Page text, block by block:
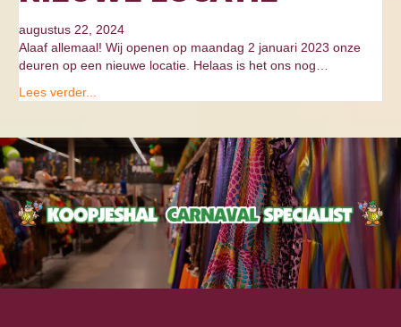
augustus 22, 2024
Alaaf allemaal! Wij openen op maandag 2 januari 2023 onze
deuren op een nieuwe locatie. Helaas is het ons nog…
Lees verder...